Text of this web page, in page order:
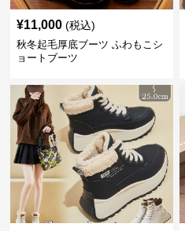
¥11,000 (税込)
秋冬起毛厚底ブーツ ふわもこシ
ョートブーツ